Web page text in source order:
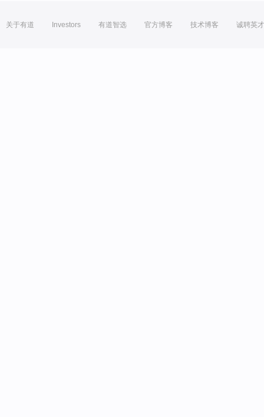
关于有道 Investors 有道智选 官方博客 技术博客 诚聘英才